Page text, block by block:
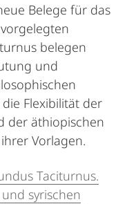
Belege für das
belegen
und
Flexibilität der
der äthiopischen
Vorlagen.
Taciturnus.
syrischen